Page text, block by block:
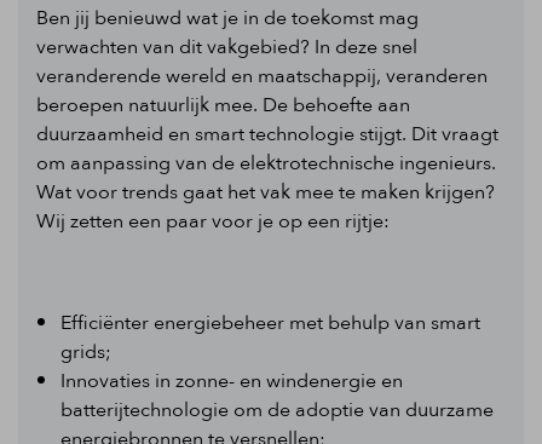
Ben jij benieuwd wat je in de toekomst mag
verwachten van dit vakgebied? In deze snel
veranderende wereld en maatschappij, veranderen
beroepen natuurlijk mee. De behoefte aan
duurzaamheid en smart technologie stijgt. Dit vraagt
om aanpassing van de elektrotechnische ingenieurs.
Wat voor trends gaat het vak mee te maken krijgen?
Wij zetten een paar voor je op een rijtje:
Efficiënter energiebeheer met behulp van smart
grids;
Innovaties in zonne- en windenergie en
batterijtechnologie om de adoptie van duurzame